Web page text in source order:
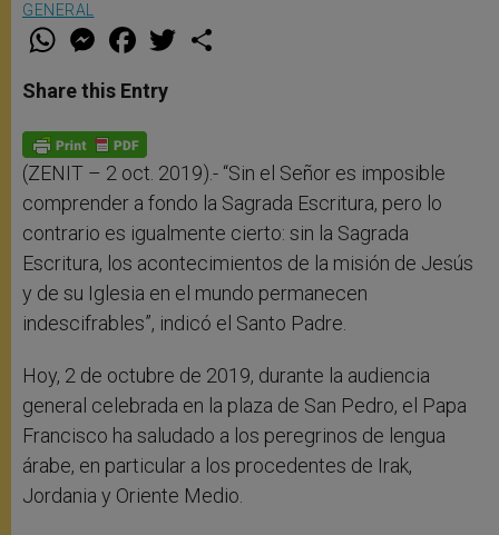
GENERAL
W
t
s
p
p
M
e
s
e
g
e
F
a
e
b
o
k
w
Share this Entry
(ZENIT – 2 oct. 2019).- “Sin el Señor es imposible
comprender a fondo la Sagrada Escritura, pero lo
contrario es igualmente cierto: sin la Sagrada
Escritura, los acontecimientos de la misión de Jesús
y de su Iglesia en el mundo permanecen
indescifrables”, indicó el Santo Padre.
Hoy, 2 de octubre de 2019, durante la audiencia
general celebrada en la plaza de San Pedro, el Papa
Francisco ha saludado a los peregrinos de lengua
árabe, en particular a los procedentes de Irak,
Jordania y Oriente Medio.